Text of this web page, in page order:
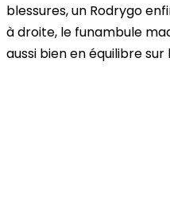
blessures, un Rodrygo
à droite, le funambule
aussi bien en équilibre